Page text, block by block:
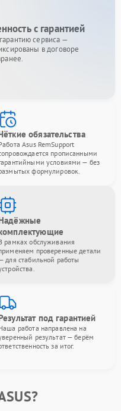
с гарантией
сервиса —
в договоре
обязательства
Asus RemSupport
прописанными
условиями — без
формулировок.
рамках обслуживания
проверенные детали
для стабильной работы
под гарантией
работа направлена на
результат — берём
за итог.